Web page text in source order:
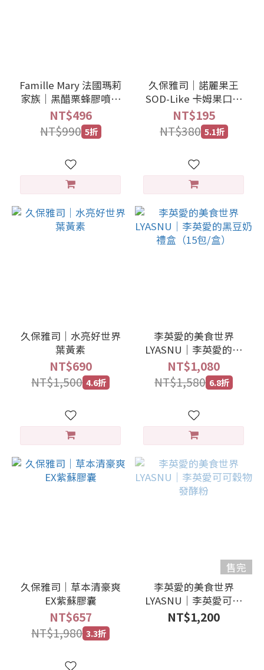
Famille Mary 法國瑪莉
家族｜黑醋栗蜂膠噴液
20ml
NT$496
NT$990 5折
久保雅司｜諾麗果王
SOD-Like 卡姆果口含
錠
NT$195
NT$380 5.1折
久保雅司｜水亮好世界
葉黃素
NT$690
NT$1,500 4.6折
李英愛的美食世界
LYASNU｜李英愛的黑
豆奶禮盒（15包/盒）
NT$1,080
NT$1,580 6.8折
久保雅司｜草本清豪爽
EX紫蘇膠囊
NT$657
NT$1,980 3.3折
售完
李英愛的美食世界
LYASNU｜李英愛可可
穀物發酵粉
NT$1,200